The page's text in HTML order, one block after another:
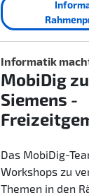
Informatik
MobiDig
Siemens -
Das MobiDig-
Workshops zu
Themen in den